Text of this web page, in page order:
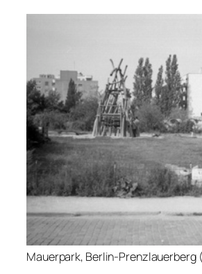
Mauerpark, Berlin-Prenzlauerberg